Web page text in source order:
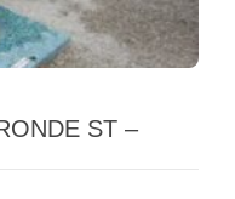
ST –